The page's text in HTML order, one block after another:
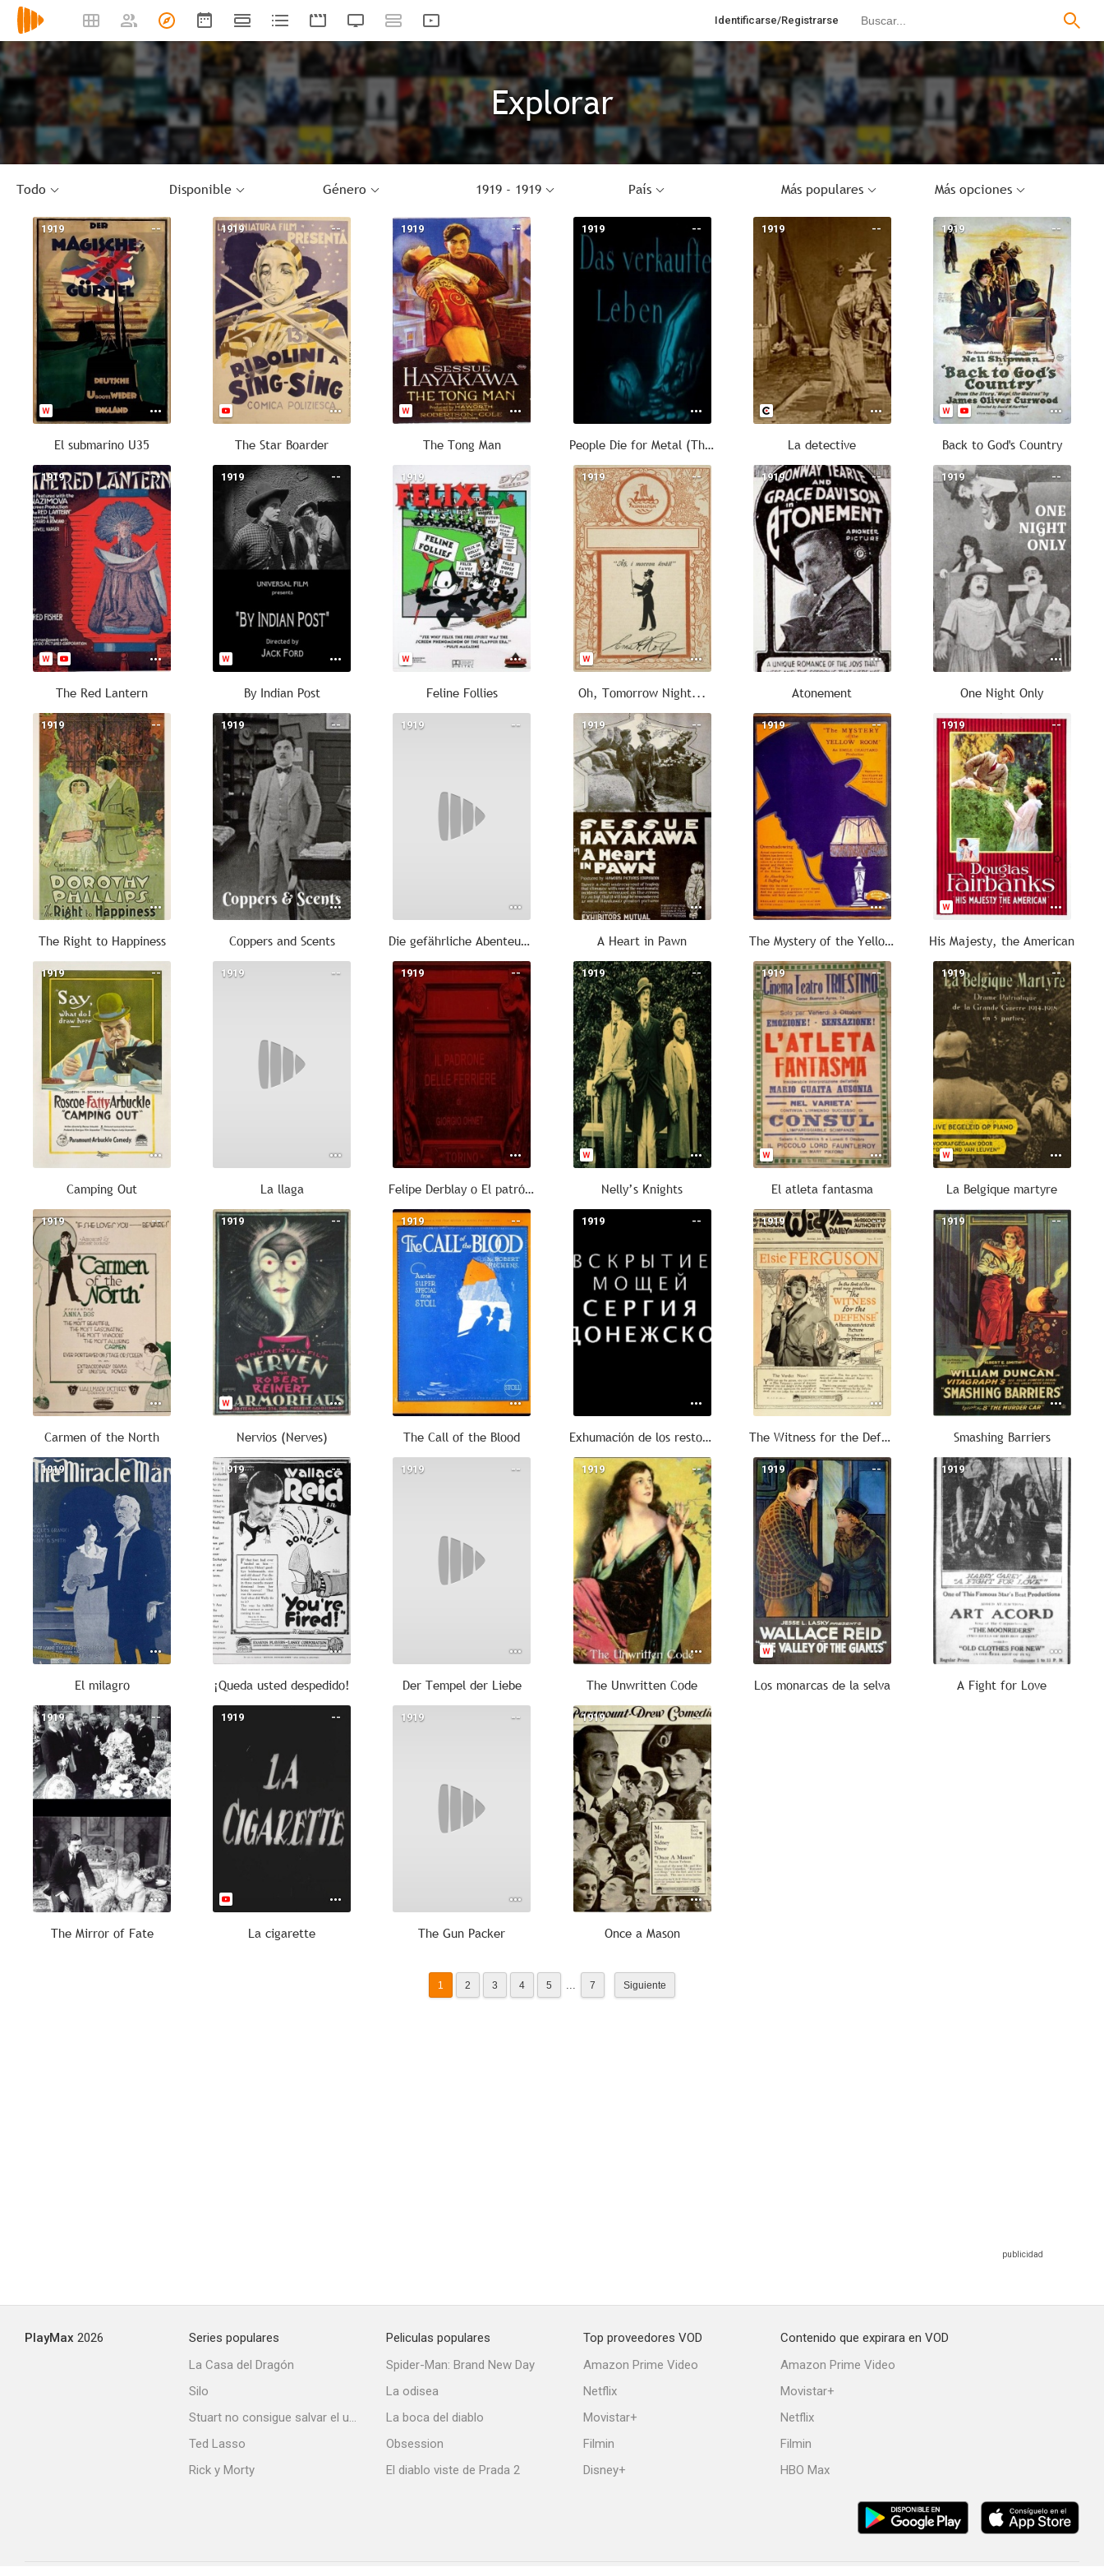
Identificarse/Registrarse
Explorar
Todo Disponible Género 1919 - 1919 País Más populares Más opciones
--
1919
El submarino U35
--
1919
The Star Boarder
--
1919
The Tong Man
--
1919
People Die for Metal (The Bartered Soul)
--
1919
La detective
--
1919
Back to God's Country
--
1919
The Red Lantern
--
1919
By Indian Post
--
1919
Feline Follies
--
1919
Oh, Tomorrow Night...
--
1919
Atonement
--
1919
One Night Only
--
1919
The Right to Happiness
--
1919
Coppers and Scents
--
1919
Die gefährliche Abenteuerin
--
1919
A Heart in Pawn
--
1919
The Mystery of the Yellow Room
--
1919
His Majesty, the American
--
1919
Camping Out
--
1919
La llaga
--
1919
Felipe Derblay o El patrón de la herrería
--
1919
Nelly’s Knights
--
1919
El atleta fantasma
--
1919
La Belgique martyre
--
1919
Carmen of the North
--
1919
Nervios (Nerves)
--
1919
The Call of the Blood
--
1919
Exhumación de los restos de Sergio de Radonezh
--
1919
The Witness for the Defense
--
1919
Smashing Barriers
--
1919
El milagro
--
1919
¡Queda usted despedido!
--
1919
Der Tempel der Liebe
--
1919
The Unwritten Code
--
1919
Los monarcas de la selva
--
1919
A Fight for Love
--
1919
The Mirror of Fate
--
1919
La cigarette
--
1919
The Gun Packer
--
1919
Once a Mason
1 2 3 4 5 ... 7 Siguiente
PlayMax 2026
Series populares
La Casa del Dragón
Silo
Stuart no consigue salvar el universo
Ted Lasso
Rick y Morty
Peliculas populares
Spider-Man: Brand New Day
La odisea
La boca del diablo
Obsession
El diablo viste de Prada 2
Top proveedores VOD
Amazon Prime Video
Netflix
Movistar+
Filmin
Disney+
Contenido que expirara en VOD
Amazon Prime Video
Movistar+
Netflix
Filmin
HBO Max